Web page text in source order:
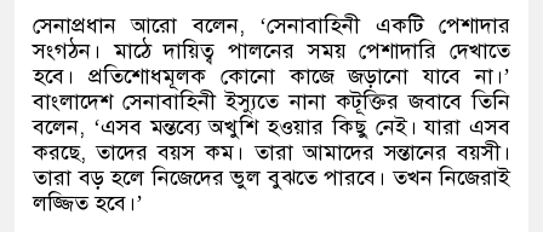
সেনাপ্রধান আরো বলেন, ‘সেনাবাহিনী একটি পেশাদার
সংগঠন। মাঠে দায়িত্ব পালনের সময় পেশাদারি দেখাতে
হবে। প্রতিশোধমূলক কোনো কাজে জড়ানো যাবে না।’
বাংলাদেশ সেনাবাহিনী ইস্যুতে নানা কটূক্তির জবাবে তিনি
বলেন, ‘এসব মন্তব্যে অখুশি হওয়ার কিছু নেই। যারা এসব
করছে, তাদের বয়স কম। তারা আমাদের সন্তানের বয়সী।
তারা বড় হলে নিজেদের ভুল বুঝতে পারবে। তখন নিজেরাই
লজ্জিত হবে।’